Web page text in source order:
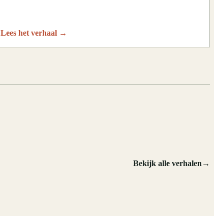
Lees het verhaal →
Bekijk alle verhalen→